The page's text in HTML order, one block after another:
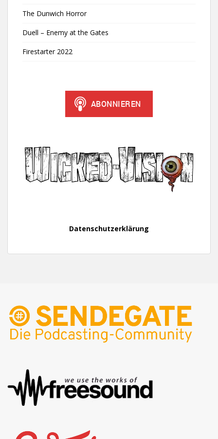
The Dunwich Horror
Duell – Enemy at the Gates
Firestarter 2022
Datenschutzerklärung